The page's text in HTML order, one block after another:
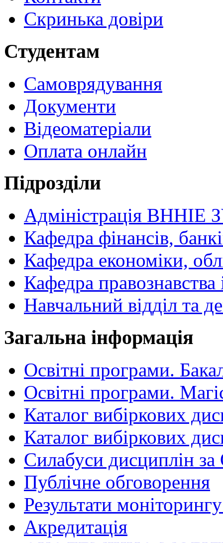
Скринька довіри
Студентам
Самоврядування
Документи
Відеоматеріали
Оплата онлайн
Підрозділи
Адміністрація ВННІЕ
Кафедра фінансів,
Кафедра економіки,
Кафедра
Навчальний відділ та
Загальна інформація
Освітні програми.
Освітні програми.
Каталог вибіркових
Каталог вибіркових
Силабуси дисциплін
Публічне обговорення
Результати
Акредитація